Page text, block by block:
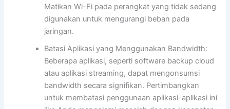
Matikan Wi-Fi pada perangkat yang tidak sedang
digunakan untuk mengurangi beban pada
jaringan.
Batasi Aplikasi yang Menggunakan Bandwidth:
Beberapa aplikasi, seperti software backup cloud
atau aplikasi streaming, dapat mengonsumsi
bandwidth secara signifikan. Pertimbangkan
untuk membatasi penggunaan aplikasi-aplikasi ini